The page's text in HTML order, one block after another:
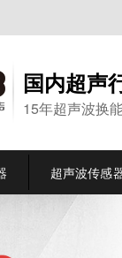
国内超声
15年超声波换
超声波传感